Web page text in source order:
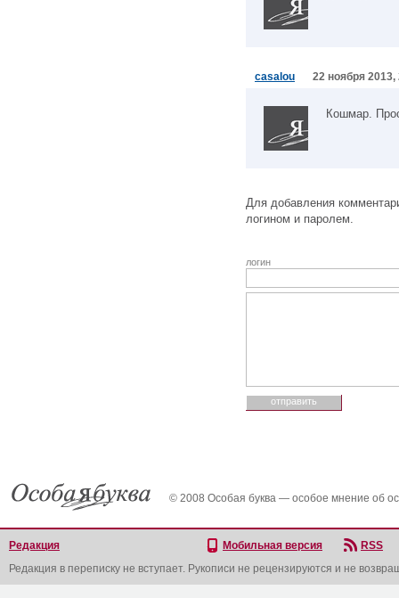
casalou 22 ноября 2013,
Кошмар.
Для добавления
логином и паролем.
логин
© 2008 Особая буква — особое мнение об
Редакция Мобильная версия
RSS
Редакция в переписку не вступает. Рукописи не рецензируются и не